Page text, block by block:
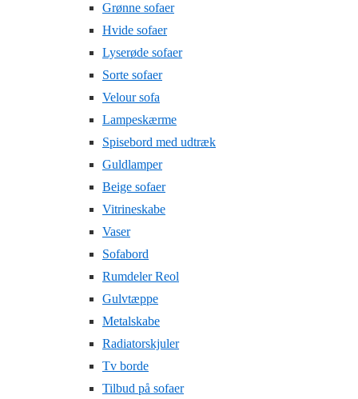
Grønne sofaer
Hvide sofaer
Lyserøde sofaer
Sorte sofaer
Velour sofa
Lampeskærme
Spisebord med udtræk
Guldlamper
Beige sofaer
Vitrineskabe
Vaser
Sofabord
Rumdeler Reol
Gulvtæppe
Metalskabe
Radiatorskjuler
Tv borde
Tilbud på sofaer